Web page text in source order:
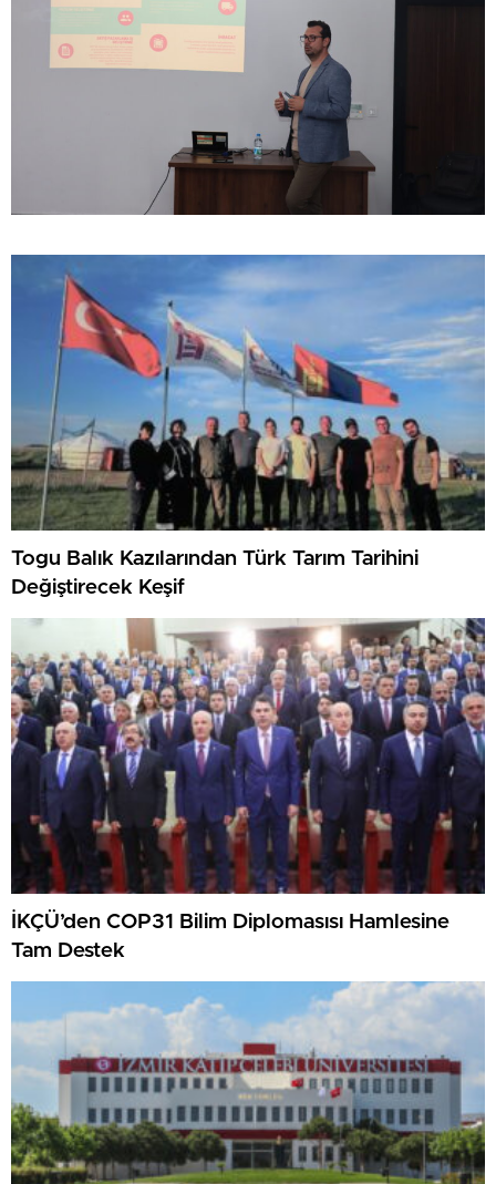
Togu Balık Kazılarından Türk Tarım Tarihini
Değiştirecek Keşif
İKÇÜ’den COP31 Bilim Diplomasısı Hamlesine
Tam Destek